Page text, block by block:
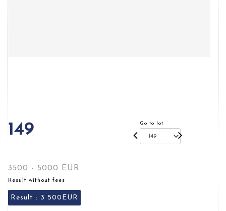
149 Go to lot
3500 - 5000 EUR
Result without fees
Result : 3 500EUR